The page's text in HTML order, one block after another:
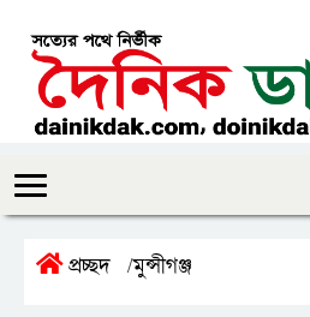
প্রচ্ছদ /মুন্সীগঞ্জ